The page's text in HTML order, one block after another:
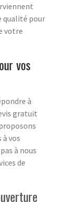
qualité pour
votre
vos
à
gratuit
vos
à nous
de